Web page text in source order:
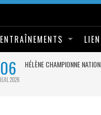
ENTRAÎNEMENTS
06
JUIL 2026
HÉLÈNE CHAMPIONNE